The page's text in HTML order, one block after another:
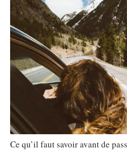
Ce qu’il faut savoir avant de